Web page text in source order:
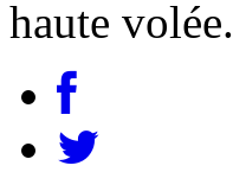
haute volée.